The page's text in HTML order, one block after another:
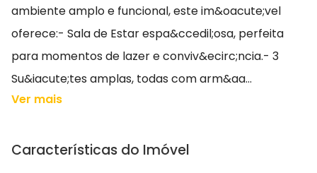
ambiente amplo e funcional, este im&oacute;vel
oferece:- Sala de Estar espa&ccedil;osa, perfeita
para momentos de lazer e conviv&ecirc;ncia.- 3
Su&iacute;tes amplas, todas com arm&aa...
Ver mais
Características do Imóvel